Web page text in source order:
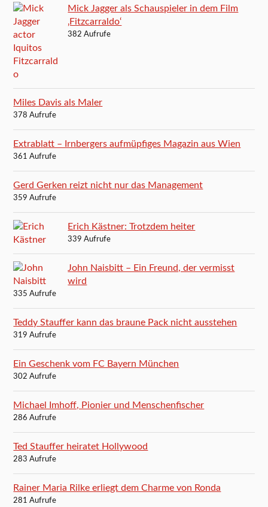
Mick Jagger als Schauspieler in dem Film
‚Fitzcarraldo‘
382 Aufrufe
Miles Davis als Maler
378 Aufrufe
Extrablatt – Irnbergers aufmüpfiges Magazin aus Wien
361 Aufrufe
Gerd Gerken reizt nicht nur das Management
359 Aufrufe
Erich Kästner: Trotzdem heiter
339 Aufrufe
John Naisbitt – Ein Freund, der vermisst
wird
335 Aufrufe
Teddy Stauffer kann das braune Pack nicht ausstehen
319 Aufrufe
Ein Geschenk vom FC Bayern München
302 Aufrufe
Michael Imhoff, Pionier und Menschenfischer
286 Aufrufe
Ted Stauffer heiratet Hollywood
283 Aufrufe
Rainer Maria Rilke erliegt dem Charme von Ronda
281 Aufrufe